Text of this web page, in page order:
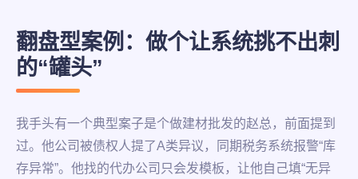
翻盘型案例：做个让系统挑不出刺
的“罐头”
我手头有一个典型案子是个做建材批发的赵总，前面提到
过。他公司被债权人提了A类异议，同期税务系统报警“库
存异常”。他找的代办公司只会发模板，让他自己填“无异